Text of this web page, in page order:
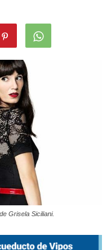
Grisela Siciliani.